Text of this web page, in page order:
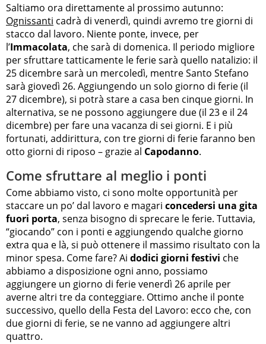
Saltiamo ora direttamente al prossimo autunno:
Ognissanti cadrà di venerdì, quindi avremo tre giorni di
stacco dal lavoro. Niente ponte, invece, per
l’Immacolata, che sarà di domenica. Il periodo migliore
per sfruttare tatticamente le ferie sarà quello natalizio: il
25 dicembre sarà un mercoledì, mentre Santo Stefano
sarà giovedì 26. Aggiungendo un solo giorno di ferie (il
27 dicembre), si potrà stare a casa ben cinque giorni. In
alternativa, se ne possono aggiungere due (il 23 e il 24
dicembre) per fare una vacanza di sei giorni. E i più
fortunati, addirittura, con tre giorni di ferie faranno ben
otto giorni di riposo – grazie al Capodanno.
Come sfruttare al meglio i ponti
Come abbiamo visto, ci sono molte opportunità per
staccare un po’ dal lavoro e magari concedersi una gita
fuori porta, senza bisogno di sprecare le ferie. Tuttavia,
“giocando” con i ponti e aggiungendo qualche giorno
extra qua e là, si può ottenere il massimo risultato con la
minor spesa. Come fare? Ai dodici giorni festivi che
abbiamo a disposizione ogni anno, possiamo
aggiungere un giorno di ferie venerdì 26 aprile per
averne altri tre da conteggiare. Ottimo anche il ponte
successivo, quello della Festa del Lavoro: ecco che, con
due giorni di ferie, se ne vanno ad aggiungere altri
quattro.